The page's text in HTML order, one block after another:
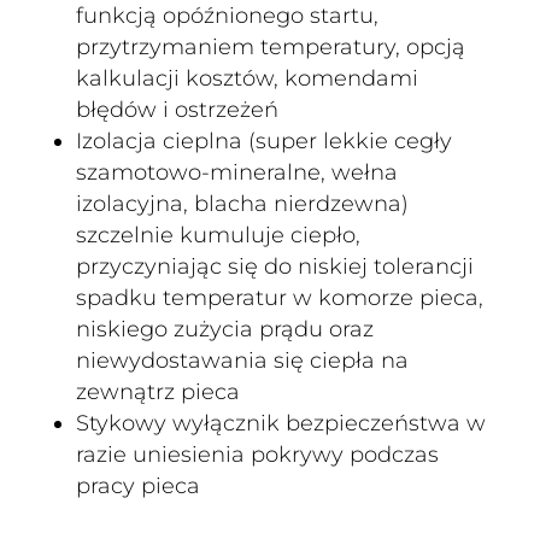
funkcją opóźnionego startu,
przytrzymaniem temperatury, opcją
kalkulacji kosztów, komendami
błędów i ostrzeżeń
Izolacja cieplna (super lekkie cegły
szamotowo-mineralne, wełna
izolacyjna, blacha nierdzewna)
szczelnie kumuluje ciepło,
przyczyniając się do niskiej tolerancji
spadku temperatur w komorze pieca,
niskiego zużycia prądu oraz
niewydostawania się ciepła na
zewnątrz pieca
Stykowy wyłącznik bezpieczeństwa w
razie uniesienia pokrywy podczas
pracy pieca